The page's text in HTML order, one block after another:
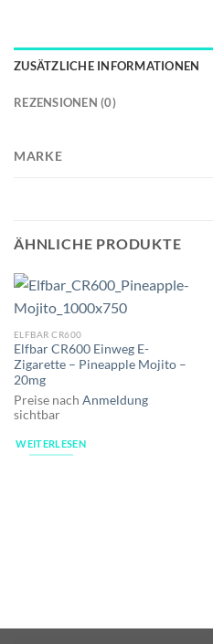
ZUSÄTZLICHE INFORMATIONEN
REZENSIONEN (0)
MARKE
ÄHNLICHE PRODUKTE
ELFBAR CR600
Elfbar CR600 Einweg E-
Zigarette – Pineapple Mojito –
20mg
Preise nach Anmeldung
sichtbar
WEITERLESEN